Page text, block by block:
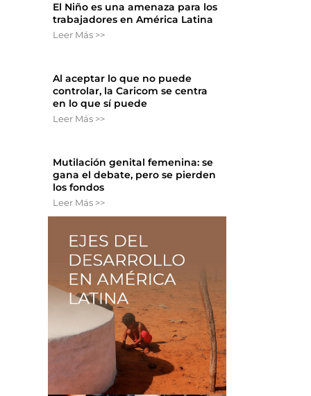
El Niño es una amenaza para los
trabajadores en América Latina
Leer Más >>
Al aceptar lo que no puede
controlar, la Caricom se centra
en lo que sí puede
Leer Más >>
Mutilación genital femenina: se
gana el debate, pero se pierden
los fondos
Leer Más >>